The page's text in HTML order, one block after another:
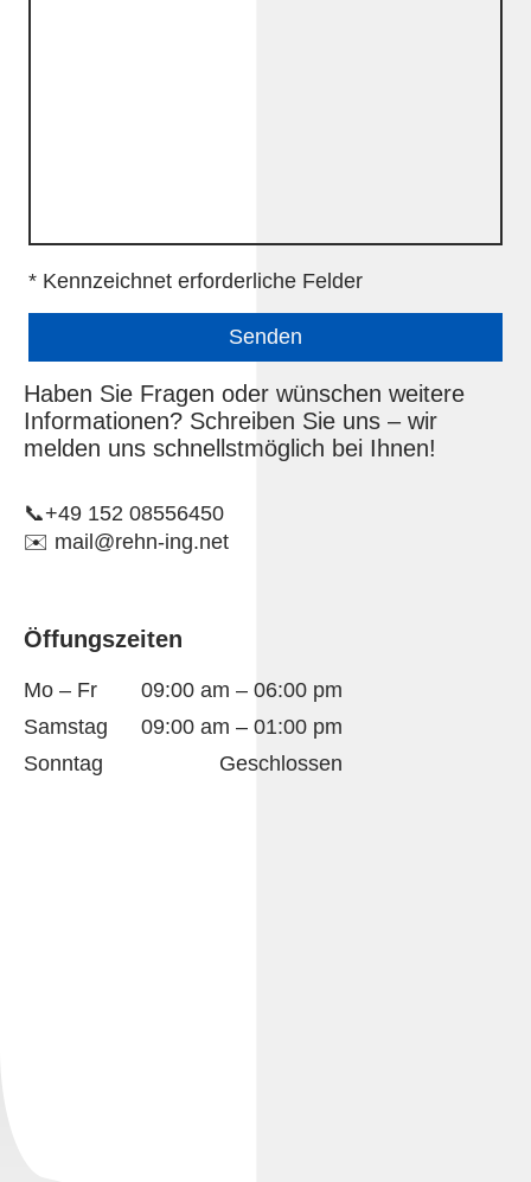
* Kennzeichnet erforderliche Felder
Senden
Haben Sie Fragen oder wünschen weitere
Informationen? Schreiben Sie uns – wir
melden uns schnellstmöglich bei Ihnen!
📞+49 152 08556450
✉️ mail@rehn-ing.net
Öffungszeiten
Mo – Fr
09:00 am – 06:00 pm
Samstag
09:00 am – 01:00 pm
Sonntag
Geschlossen